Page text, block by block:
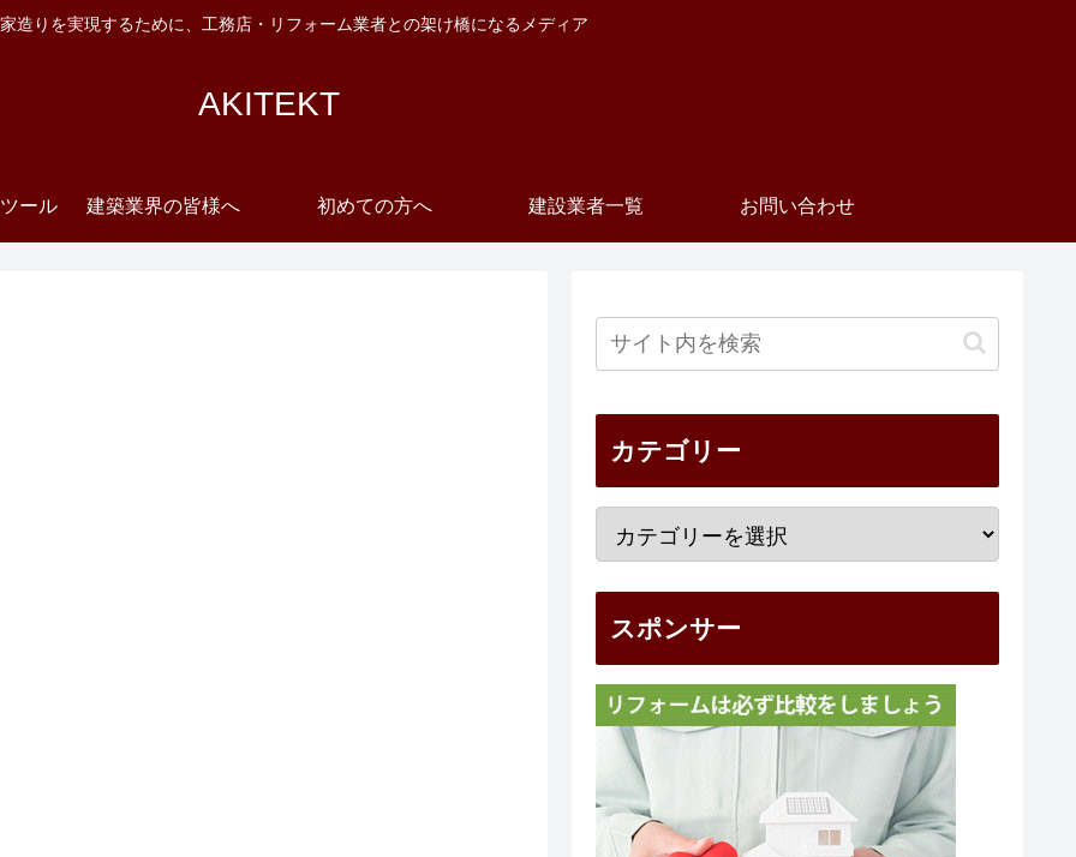
造りを実現するために、工務店・リフォーム業者との架け橋になるメディア
AKITEKT
ール 建築業界の皆様へ 初めての方へ 建設業者一覧 お問い合わせ
カテゴリー
スポンサー